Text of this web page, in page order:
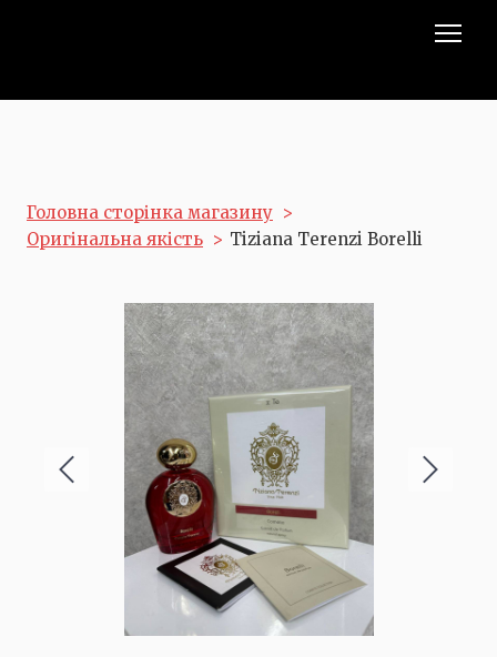
Головна сторінка магазину
Оригінальна якість
Tiziana Terenzi Borelli